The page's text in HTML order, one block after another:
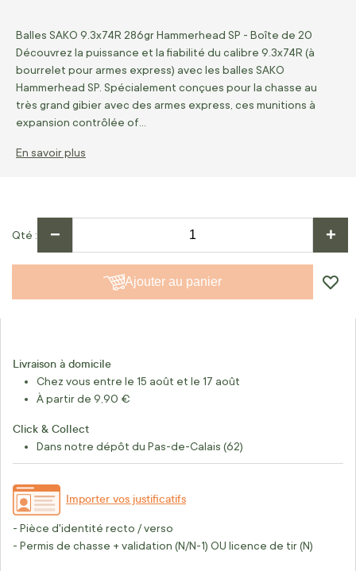
Balles SAKO 9.3x74R 286gr Hammerhead SP - Boîte de 20
Découvrez la puissance et la fiabilité du calibre 9.3x74R (à
bourrelet pour armes express) avec les balles SAKO
Hammerhead SP. Spécialement conçues pour la chasse au
très grand gibier avec des armes express, ces munitions à
expansion contrôlée of…
En savoir plus
Qté − +
Ajouter au panier
Livraison à domicile
Chez vous entre le 15 août et le 17 août
À partir de 9,90 €
Click & Collect
Dans notre dépôt du Pas-de-Calais (62)
Importer vos justificatifs
- Pièce d'identité recto / verso
- Permis de chasse + validation (N/N-1) OU licence de tir (N)